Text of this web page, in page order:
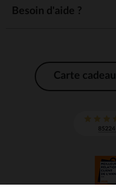
Besoin d'aide ?
Carte cadeau